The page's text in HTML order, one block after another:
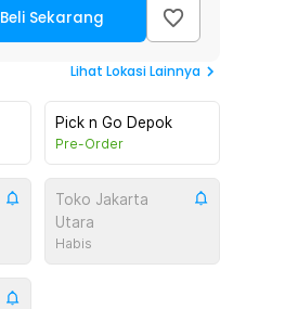
Beli Sekarang
Lihat Lokasi Lainnya
Pick n Go Depok
Pre-Order
Toko Jakarta
Utara
Habis